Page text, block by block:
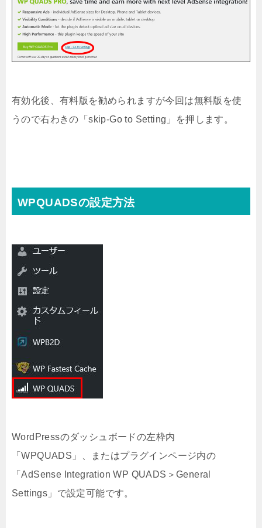
有効化後、有料版を勧められますが今回は無料版を使
うので右わきの「skip-Go to Setting」を押します。
WPQUADSの設定方法
WordPressのダッシュボードの左枠内
「WPQUADS」、またはプラグインページ内の
「AdSense Integration WP QUADS＞General
Settings」で設定可能です。